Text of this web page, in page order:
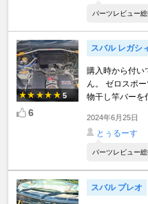
パーツレビュー
5
6
スバル レガシ
購入時から付い
ん。 ゼロスポ
物干し竿バーを
2024年6月25日
とぅるーす
パーツレビュー
スバル プレオ